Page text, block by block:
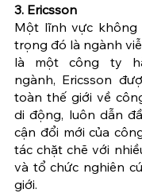
3. Ericsson
Một lĩnh vực không
trọng đó là ngành
là một công ty
ngành, Ericsson
toàn thế giới về
di động, luôn dẫn
cận đổi mới của
tác chặt chẽ với
và tổ chức nghiên
giới.